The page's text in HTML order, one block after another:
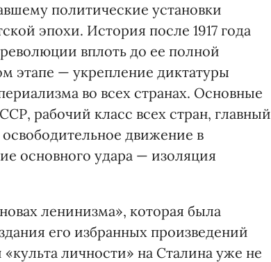
политические установки
эпохи. История после 1917 года
вплоть до ее полной
этапе — укрепление диктатуры
во всех странах. Основные
рабочий класс всех стран, главный
освободительное движение в
основного удара — изоляция
ленинизма», которая была
его избранных произведений
личности» на Сталина уже не